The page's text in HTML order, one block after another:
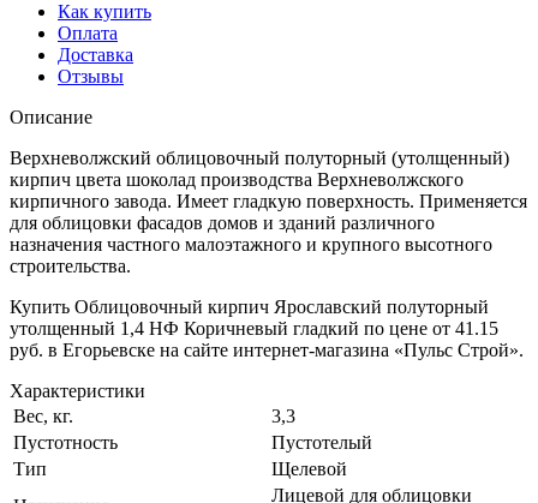
Как купить
Оплата
Доставка
Отзывы
Описание
Верхневолжский облицовочный полуторный (утолщенный)
кирпич цвета шоколад производства Верхневолжского
кирпичного завода. Имеет гладкую поверхность. Применяется
для облицовки фасадов домов и зданий различного
назначения частного малоэтажного и крупного высотного
строительства.
Купить Облицовочный кирпич Ярославский полуторный
утолщенный 1,4 НФ Коричневый гладкий по цене от 41.15
руб. в Егорьевске на сайте интернет-магазина «Пульс Строй».
Характеристики
Вес, кг.
3,3
Пустотность
Пустотелый
Тип
Щелевой
Лицевой для облицовки